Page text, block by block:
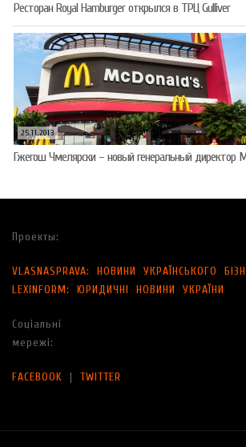
Ресторан Royal Hamburger открылся в ТРЦ Gulliver
25.11.2013
Гжегош Чмелярски – новый генеральный директор
Проекты:
VLASNASPRAVA: НОВИНИ УКРАЇНСЬКОГО
LEXINFORM: ЮРИДИЧНІ НОВИНИ УКРАЇНИ
Соціальні
мережі:
FACEBOOK | TWITTER